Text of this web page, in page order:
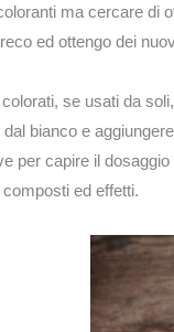
ma cercare di
ed ottengo dei
se usati da
bianco e
per capire il
ed effetti.